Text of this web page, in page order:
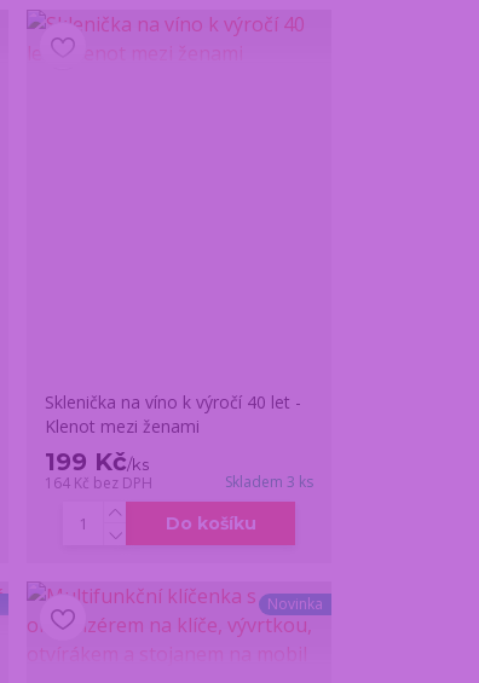
Sklenička na víno k výročí 40 let -
Klenot mezi ženami
199 Kč/ks
164 Kč bez DPH Skladem 3 ks
Do košíku
Novinka